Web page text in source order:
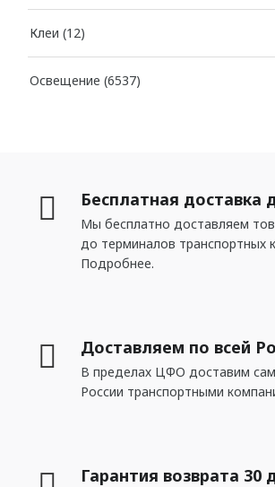
Клеи (12)
Освещение (6537)
Бесплатная доставка
Мы бесплатно доставляем
до терминалов транспортных
Подробнее.
Доставляем по всей
В пределах ЦФО доставим
России транспортными
Гарантия возврата 30